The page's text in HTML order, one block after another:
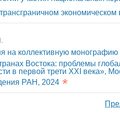
трансграничном
на коллективную монографию
Востока: проблемы
в первой трети ХХI века»,
РАН, 2024 *